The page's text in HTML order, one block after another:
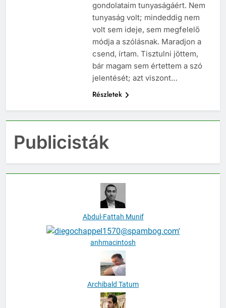
gondolataim tunyaságáért. Nem
tunyaság volt; mindeddig nem
volt sem ideje, sem megfelelő
módja a szólásnak. Maradjon a
csend, írtam. Tisztulni jöttem,
bár magam sem értettem a szó
jelentését; azt viszont…
Részletek
Publicisták
Abdul-Fattah Munif
anhmacintosh
Archibald Tatum